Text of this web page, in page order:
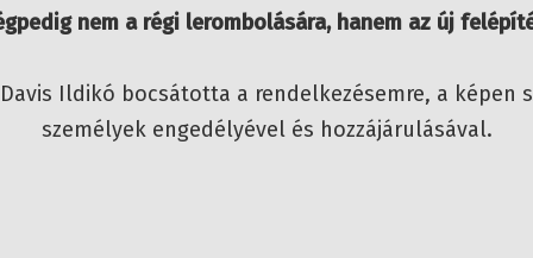
nem a régi lerombolására, hanem az új
Ildikó bocsátotta a rendelkezésemre, a képen
személyek engedélyével és hozzájárulásával.